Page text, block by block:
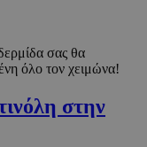
σας θα
όλο τον χειμώνα!
στην